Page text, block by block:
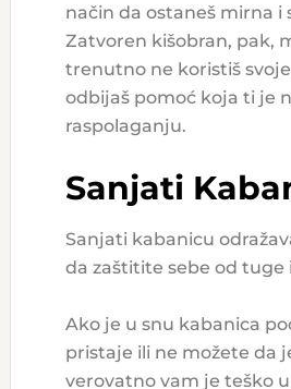
način da ostaneš mirna i
Zatvoren kišobran, pak,
trenutno ne koristiš
odbijaš pomoć koja ti je
raspolaganju.
Sanjati
Sanjati kabanicu
da zaštitite sebe od tuge
Ako je u snu kabanica
pristaje ili ne možete da
verovatno vam je teško